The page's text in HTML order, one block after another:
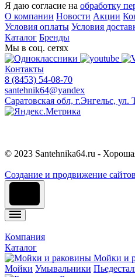
Я даю согласие на обработку
О компании Новости Акции
Условия оплаты Условия
Каталог Бренды
Мы в соц. сетях
Контакты
8 (8453) 54-08-70
santehnik64@yandex
Саратовская обл, г.Энгельс, ул.
© 2023 Santehnika64.ru -
Cоздание и продвижение
Компания
Каталог
Мойки и
Мойки Умывальники